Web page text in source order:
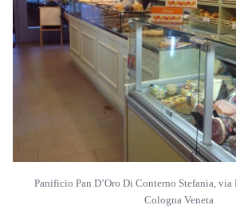
Panificio Pan D’Oro Di Conterno Stefania, via
Cologna Veneta